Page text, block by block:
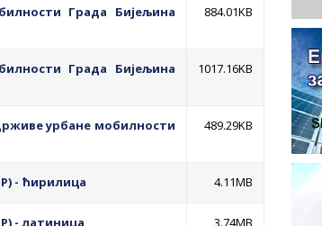
Града Бијељина
884.01KB
Града Бијељина
1017.16KB
урбане мобилности
489.29KB
- ћирилица 4.11MB
- латиница 3.74MB